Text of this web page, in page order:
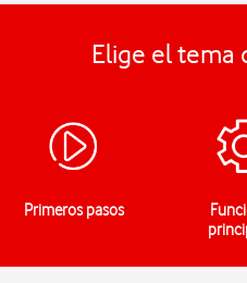
Elige el tema
Primeros pasos